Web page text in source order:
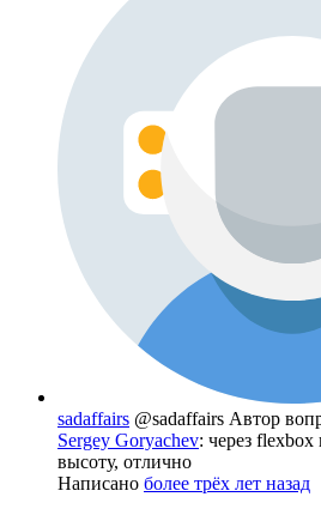
sadaffairs @sadaffairs Автор
Sergey Goryachev: через
высоту, отлично
Написано более трёх лет назад